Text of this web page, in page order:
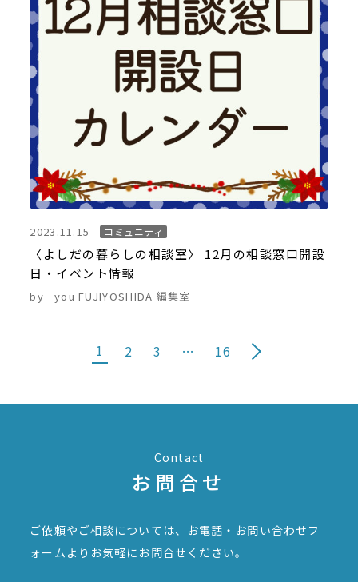
2023.11.15 コミュニティ
〈よしだの暮らしの相談室〉 12月の相談窓口開設
日・イベント情報
by you FUJIYOSHIDA 編集室
1 2 3 … 16
Contact
お問合せ
ご依頼やご相談については、お電話・お問い合わせフ
ォームより お気軽にお問合せください。